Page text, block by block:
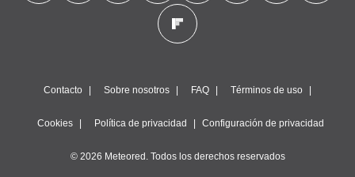
Contacto Sobre nosotros FAQ Términos de uso
Cookies Política de privacidad Configuración de privacidad
© 2026 Meteored. Todos los derechos reservados